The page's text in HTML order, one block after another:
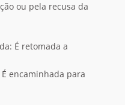
ou pela recusa da
É retomada a
encaminhada para